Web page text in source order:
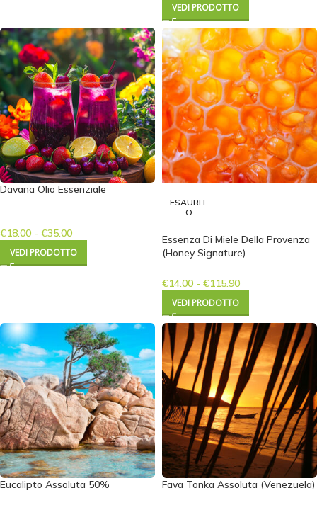
VEDI PRODOTTO
Davana Olio Essenziale
€18.00 - €35.00
VEDI PRODOTTO
ESAURIT
O
Essenza Di Miele Della Provenza
(Honey Signature)
€14.00 - €115.90
VEDI PRODOTTO
Eucalipto Assoluta 50% Fava Tonka Assoluta (Venezuela)